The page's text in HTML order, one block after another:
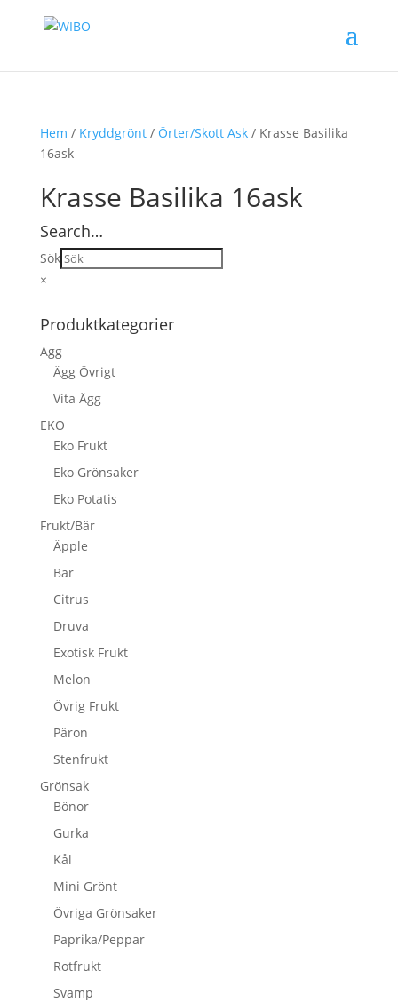
Hem / Kryddgrönt/ Örter/Skott Ask/ Krasse Basilika
16ask
Krasse Basilika 16ask
Search…
Sök
×
Produktkategorier
Ägg
Ägg Övrigt
Vita Ägg
EKO
Eko Frukt
Eko Grönsaker
Eko Potatis
Frukt/Bär
Äpple
Bär
Citrus
Druva
Exotisk Frukt
Melon
Övrig Frukt
Päron
Stenfrukt
Grönsak
Bönor
Gurka
Kål
Mini Grönt
Övriga Grönsaker
Paprika/Peppar
Rotfrukt
Svamp